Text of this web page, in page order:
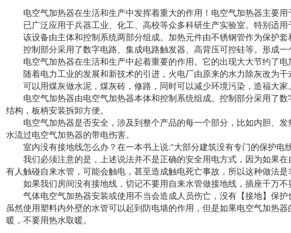
电空气加热器在生活和生产中发挥着重大的作用！电空气加热器主要
已广泛应用于兵器工业、化工、高校等众多科研生产实验室。特别适
该设备由主体和控制系统两部分组成。加热元件由不锈钢管作为保护
控制部分采用了数字电路、集成电路触发器、高背压可控硅等。形成
电空气加热器在生活和生产中起着重要的作用。它的出现大大节约了
随着电力工业的发展和新技术的引进，火电厂由原来的水力除灰改为
可以用煤灰做水泥，煤灰砖，修路，同时可以减少环境污染，造福大
电空气加热器由电空气加热器本体和控制系统组成。控制部分采用了
结构，板柄安装拆卸方便。
电空气加热器是否安全，涉及到整个产品的每一个部分，比如内胆、
水流过电空气加热器的带电伤害。
室内没有接地线怎么办？在一本书上说:“大部分建筑没有专门的保护
我们必须注意的是，上述说法并不是正确的安全用电方式，因为如果
有人触碰自来水管，可能会触电，甚至造成触电死亡事故，所以这种做法是
如果我们房间没有接地线，切记不要用自来水管做接地线，插座千万
气体电空气加热器安装或使用不当会造成人员伤亡，没有【接地】保
虽然使用塑料内外壁的水管可以起到防电墙的作用，但是如果电空气加热
暖，不要用热水取暖。